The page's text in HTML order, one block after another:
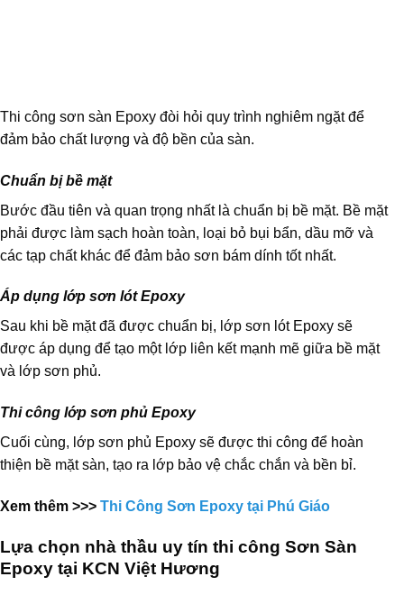
Thi công sơn sàn Epoxy đòi hỏi quy trình nghiêm ngặt để
đảm bảo chất lượng và độ bền của sàn.
Chuẩn bị bề mặt
Bước đầu tiên và quan trọng nhất là chuẩn bị bề mặt. Bề mặt
phải được làm sạch hoàn toàn, loại bỏ bụi bẩn, dầu mỡ và
các tạp chất khác để đảm bảo sơn bám dính tốt nhất.
Áp dụng lớp sơn lót Epoxy
Sau khi bề mặt đã được chuẩn bị, lớp sơn lót Epoxy sẽ
được áp dụng để tạo một lớp liên kết mạnh mẽ giữa bề mặt
và lớp sơn phủ.
Thi công lớp sơn phủ Epoxy
Cuối cùng, lớp sơn phủ Epoxy sẽ được thi công để hoàn
thiện bề mặt sàn, tạo ra lớp bảo vệ chắc chắn và bền bỉ.
Xem thêm >>> Thi Công Sơn Epoxy tại Phú Giáo
Lựa chọn nhà thầu uy tín thi công Sơn Sàn
Epoxy tại KCN Việt Hương